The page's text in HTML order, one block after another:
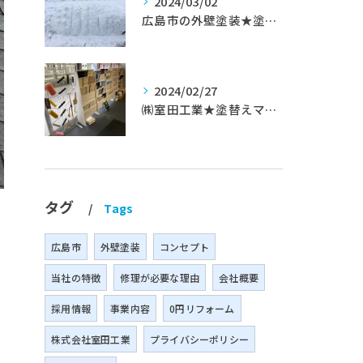
広島市の外壁塗装★塗替えマスターズ★ブログ「初めて家を手入れするのに」
2024/02/27
㈱室田工業★塗替えマスターズ★築35年以上のお宅の施工事例
タグ Tags
広島市 外壁塗装 コンセプト
当社の特徴 修理が必要な理由 会社概要
採用情報 事業内容 0円リフォーム
株式会社室田工業 プライバシーポリシー